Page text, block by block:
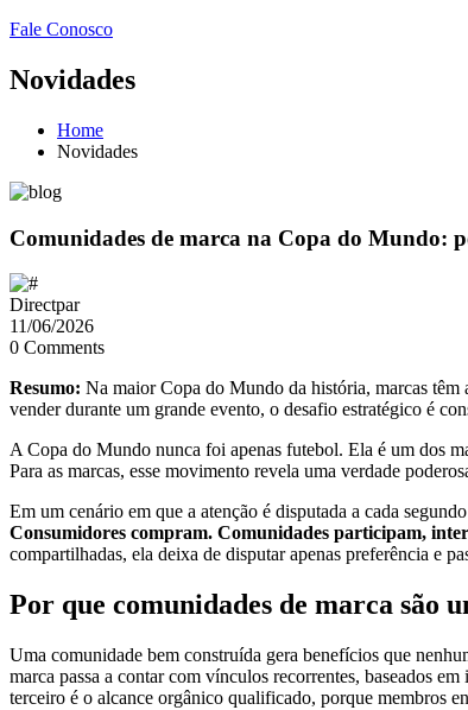
Fale Conosco
Novidades
Home
Novidades
Comunidades de marca na Copa do Mundo:
Directpar
11/06/2026
0 Comments
Resumo: Na maior Copa do Mundo da história, marcas têm
vender durante um grande evento, o desafio estratégico é
A Copa do Mundo nunca foi apenas futebol. Ela é um dos
Para as marcas, esse movimento revela uma verdade
Em um cenário em que a atenção é disputada a cada
Consumidores compram. Comunidades participam,
compartilhadas, ela deixa de disputar apenas preferência e
Por que comunidades de marca são
Uma comunidade bem construída gera benefícios que
marca passa a contar com vínculos recorrentes, baseados
terceiro é o alcance orgânico qualificado, porque membros